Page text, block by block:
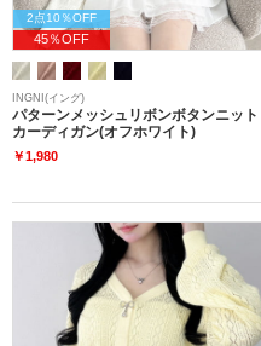
2点10％OFF
45％OFF
INGNI(イング)
パターンメッシュリボンボタンニット
カーディガン(オフホワイト)
￥1,980